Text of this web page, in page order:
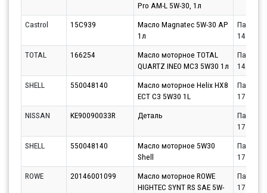
Pro AM-L 5W-30, 1л
Castrol 15C939
Масло Magnatec 5W-30 AP
1л
Партнёр
TOTAL
166254
Масло моторное TOTAL
QUARTZ INEO MC3 5W30 1л
Партнёр
SHELL
550048140
Масло моторное Helix HX8
ECT C3 5W30 1L
Партнёр
NISSAN
KE90090033R Деталь
Партнёр
SHELL
550048140
Масло моторное 5W30
Shell
Партнёр
ROWE
20146001099
Масло моторное ROWE
HIGHTEC SYNT RS SAE 5W-
Партнёр